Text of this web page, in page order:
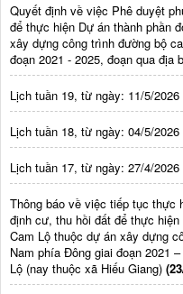
Quyết định về việc Phê duyệt
để thực hiện Dự án thành phần
xây dựng công trình đường bộ
đoạn 2021 - 2025, đoạn qua địa
Lịch tuần 19, từ ngày: 11/5/
Lịch tuần 18, từ ngày: 04/5/
Lịch tuần 17, từ ngày: 27/4/
Thông báo về việc tiếp tục thực
định cư, thu hồi đất để thực
Cam Lộ thuộc dự án xây dựng
Nam phía Đông giai đoạn 2021
Lộ (nay thuộc xã Hiếu Giang)